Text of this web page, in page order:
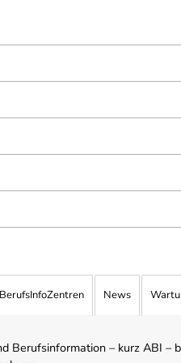
News
Berufsinformation – kurz ABI